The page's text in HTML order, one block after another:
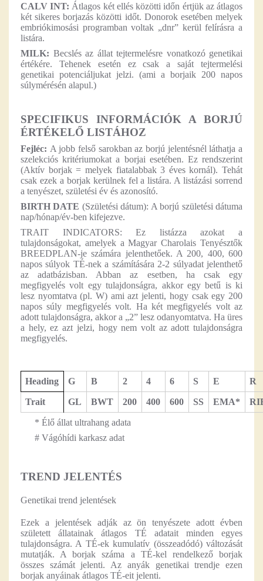
CALV INT: Átlagos két ellés közötti időn értjük az átlagos
két sikeres borjazás közötti időt. Donorok esetében melyek
embriókimosási programban voltak „dnr” kerül felírásra a
listára.
MILK: Becslés az állat tejtermelésre vonatkozó genetikai
értékére. Tehenek esetén ez csak a saját tejtermelési
genetikai potenciáljukat jelzi. (ami a borjaik 200 napos
súlymérésén alapul.)
SPECIFIKUS INFORMÁCIÓK A BORJÚ
ÉRTÉKELŐ LISTÁHOZ
Fejléc: A jobb felső sarokban az borjú jelentésnél láthatja a
szelekciós kritériumokat a borjai esetében. Ez rendszerint
(Aktív borjak = melyek fiatalabbak 3 éves kornál). Tehát
csak ezek a borjak kerülnek fel a listára. A listázási sorrend
a tenyészet, születési év és azonosító.
BIRTH DATE (Születési dátum): A borjú születési dátuma
nap/hónap/év-ben kifejezve.
TRAIT INDICATORS: Ez listázza azokat a
tulajdonságokat, amelyek a Magyar Charolais Tenyésztők
BREEDPLAN-je számára jelenthetőek. A 200, 400, 600
napos súlyok TÉ-nek a számítására 2-2 súlyadat jelenthető
az adatbázisban. Abban az esetben, ha csak egy
megfigyelés volt egy tulajdonságra, akkor egy betű is ki
lesz nyomtatva (pl. W) ami azt jelenti, hogy csak egy 200
napos súly megfigyelés volt. Ha két megfigyelés volt az
adott tulajdonságra, akkor a „2” lesz odanyomtatva. Ha üres
a hely, ez azt jelzi, hogy nem volt az adott tulajdonságra
megfigyelés.
Heading G B 2 4 6 S E R
Trait GL BWT 200 400 600 SS EMA*
* Élő állat ultrahang adata
# Vágóhídi karkasz adat
TREND JELENTÉS
Genetikai trend jelentések
Ezek a jelentések adják az ön tenyészete adott évben
született állatainak átlagos TÉ adatait minden egyes
tulajdonságra. A TÉ-ek kumulatív (összeadódó) változását
mutatják. A borjak száma a TÉ-kel rendelkező borjak
összes számát jelenti. Az anyák genetikai trendje ezen
borjak anyáinak átlagos TÉ-eit jelenti.